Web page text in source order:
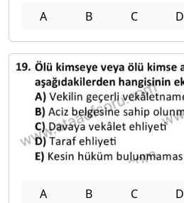
A B C D
A B C D